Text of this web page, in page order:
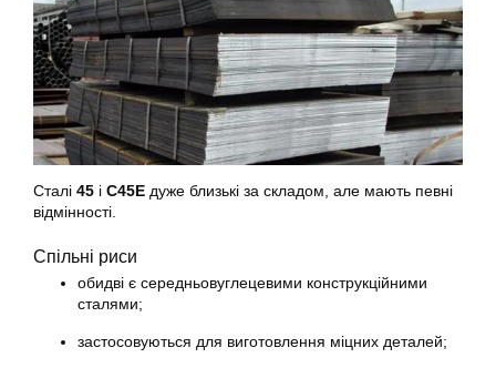
Сталі 45 і C45E дуже близькі за складом, але мають певні
відмінності.
Спільні риси
обидві є середньовуглецевими конструкційними
сталями;
застосовуються для виготовлення міцних деталей;